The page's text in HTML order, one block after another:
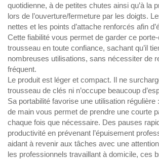
quotidienne, à de petites chutes ainsi qu’à la
lors de l’ouverture/fermeture par les doigts.
nettes et les points d’attache renforcés afin
Cette fiabilité vous permet de garder ce
trousseau en toute confiance, sachant qu’il
nombreuses utilisations, sans nécessiter de
fréquent.
Le produit est léger et compact. Il ne
trousseau de clés ni n’occupe beaucoup
Sa portabilité favorise une utilisation régulière
de main vous permet de prendre une courte
chaque fois que nécessaire. Des pauses
productivité en prévenant l’épuisement
aidant à revenir aux tâches avec une
les professionnels travaillant à domicile, ces